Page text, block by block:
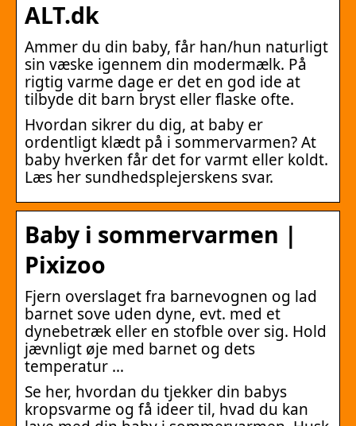
ALT.dk
Ammer du din baby, får han/hun naturligt
sin væske igennem din modermælk. På
rigtig varme dage er det en god ide at
tilbyde dit barn bryst eller flaske ofte.
Hvordan sikrer du dig, at baby er
ordentligt klædt på i sommervarmen? At
baby hverken får det for varmt eller koldt.
Læs her sundhedsplejerskens svar.
Baby i sommervarmen |
Pixizoo
Fjern overslaget fra barnevognen og lad
barnet sove uden dyne, evt. med et
dynebetræk eller en stofble over sig. Hold
jævnligt øje med barnet og dets
temperatur …
Se her, hvordan du tjekker din babys
kropsvarme og få ideer til, hvad du kan